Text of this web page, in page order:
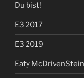
Du bist!
E3 2017
E3 2019
Eaty McDrivenStein